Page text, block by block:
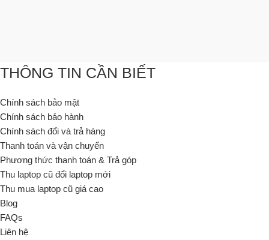
THÔNG TIN CẦN BIẾT
Chính sách bảo mật
Chính sách bảo hành
Chính sách đổi và trả hàng
Thanh toán và vận chuyển
Phương thức thanh toán & Trả góp
Thu laptop cũ đổi laptop mới
Thu mua laptop cũ giá cao
Blog
FAQs
Liên hệ